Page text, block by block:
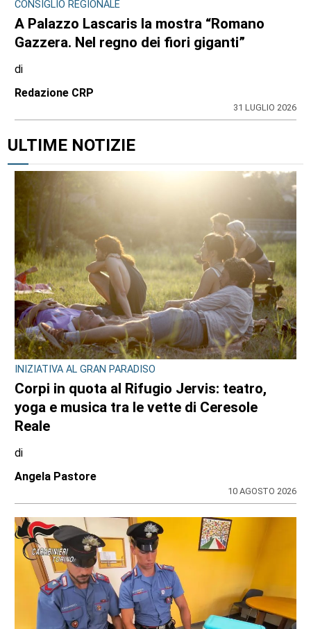
CONSIGLIO REGIONALE
A Palazzo Lascaris la mostra “Romano
Gazzera. Nel regno dei fiori giganti”
di
Redazione CRP
31 LUGLIO 2026
ULTIME NOTIZIE
INIZIATIVA AL GRAN PARADISO
Corpi in quota al Rifugio Jervis: teatro,
yoga e musica tra le vette di Ceresole
Reale
di
Angela Pastore
10 AGOSTO 2026